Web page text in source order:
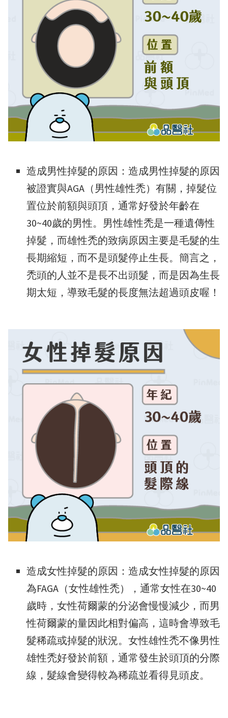
造成男性掉髮的原因：造成男性掉髮的原因
被證實與AGA（男性雄性禿）有關，掉髮位
置位於前額與頭頂，通常好發於年齡在
30~40歲的男性。男性雄性禿是一種遺傳性
掉髮，而雄性禿的致病原因主要是毛髮的生
長期縮短，而不是頭髮停止生長。簡言之，
禿頭的人並不是長不出頭髮，而是因為生長
期太短，導致毛髮的長度無法超過頭皮喔！
造成女性掉髮的原因：造成女性掉髮的原因
為FAGA（女性雄性禿），通常女性在30~40
歲時，女性荷爾蒙的分泌會慢慢減少，而男
性荷爾蒙的量因此相對偏高，這時會導致毛
髮稀疏或掉髮的狀況。女性雄性禿不像男性
雄性禿好發於前額，通常發生於頭頂的分際
線，髮線會變得較為稀疏並看得見頭皮。